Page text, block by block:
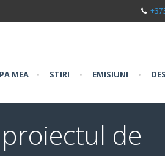
MEA • STIRI • EMISIUNI •
de